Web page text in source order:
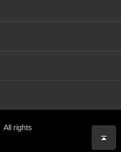
All rights